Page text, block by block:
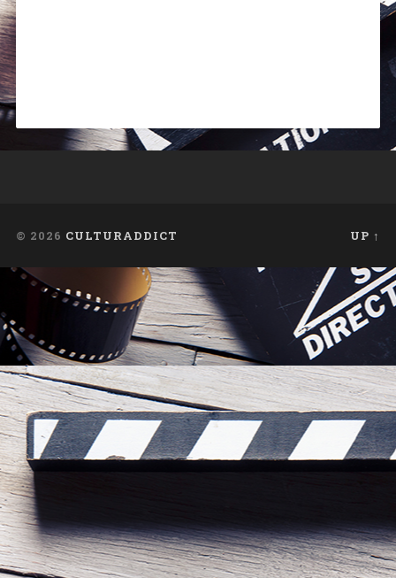
© 2026 CULTURADDICT UP ↑